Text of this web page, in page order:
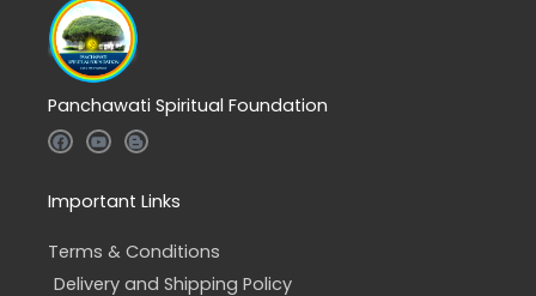
Panchawati Spiritual Foundation
F
a
b
o
k
Y
o
u
b
B
l
g
e
-
b
Important Links
Terms & Conditions
Delivery and Shipping Policy